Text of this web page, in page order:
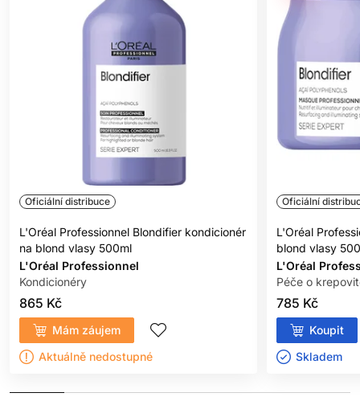
Oficiální distribuce
L'Oréal Professionnel Blondifier kondicionér
na blond vlasy 500ml
L'Oréal Professionnel
Kondicionéry
865 Kč
Mám záujem
Aktuálně nedostupné
Oficiální
L'Oréal
blond vlasy
L'Oréal
Péče o
785 Kč
Koupit
Skladem ㅤ